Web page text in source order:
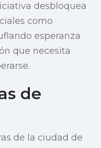
desbloquea
como
esperanza
que necesita
de
de la ciudad de